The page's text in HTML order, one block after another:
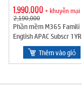
1,990,000 + khuyễn mại
2,190,000
Phần mềm M365 Famili
English APAC Subscr 1YR
Medialess (EP2-36878)
Thêm vào giỏ